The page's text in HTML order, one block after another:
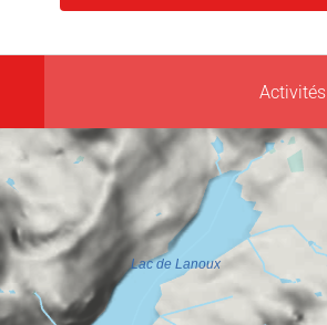
Activités